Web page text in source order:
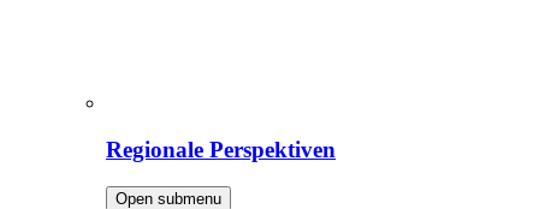
Regionale Perspektiven
Open submenu